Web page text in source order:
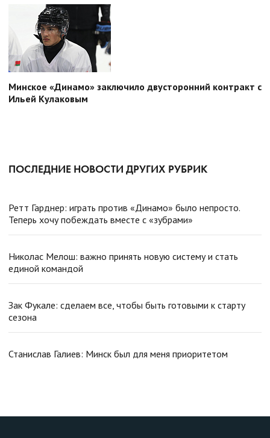
Минское «Динамо» заключило двусторонний контракт с
Ильей Кулаковым
ПОСЛЕДНИЕ НОВОСТИ ДРУГИХ РУБРИК
Ретт Гарднер: играть против «Динамо» было непросто.
Теперь хочу побеждать вместе с «зубрами»
Николас Мелош: важно принять новую систему и стать
единой командой
Зак Фукале: сделаем все, чтобы быть готовыми к старту
сезона
Станислав Галиев: Минск был для меня приоритетом